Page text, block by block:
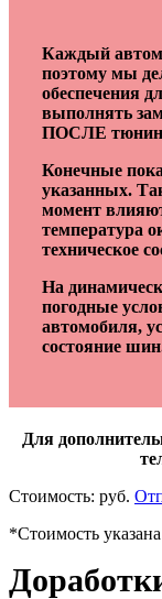
Каждый
поэтому мы
обеспечения
выполнять
ПОСЛЕ
Конечные
указанных.
момент
температура
техническое
На
погодные
автомобиля,
состояние
Для
Стоимость: руб.
*Стоимость